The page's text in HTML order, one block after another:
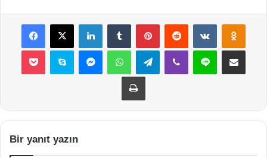
Facebook
X LinkedInTumblr PinterestReddit VKontakte
Pocket Skype MessengerWhatsAppTelegramViber Line E-Posta ile
Yazdır
Bir yanıt yazın